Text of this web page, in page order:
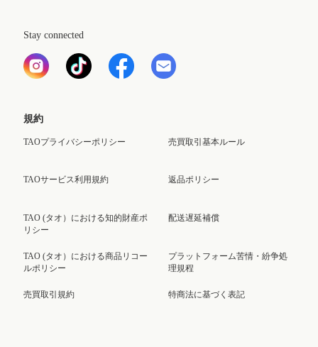
Stay connected
規約
TAOプライバシーポリシー
TAOサービス利用規約
TAO (タオ）における知的財産ポ
リシー
TAO (タオ）における商品リコー
ルポリシー
売買取引規約
売買取引基本ルール
返品ポリシー
配送遅延補償
プラットフォーム苦情・紛争処
理規程
特商法に基づく表記